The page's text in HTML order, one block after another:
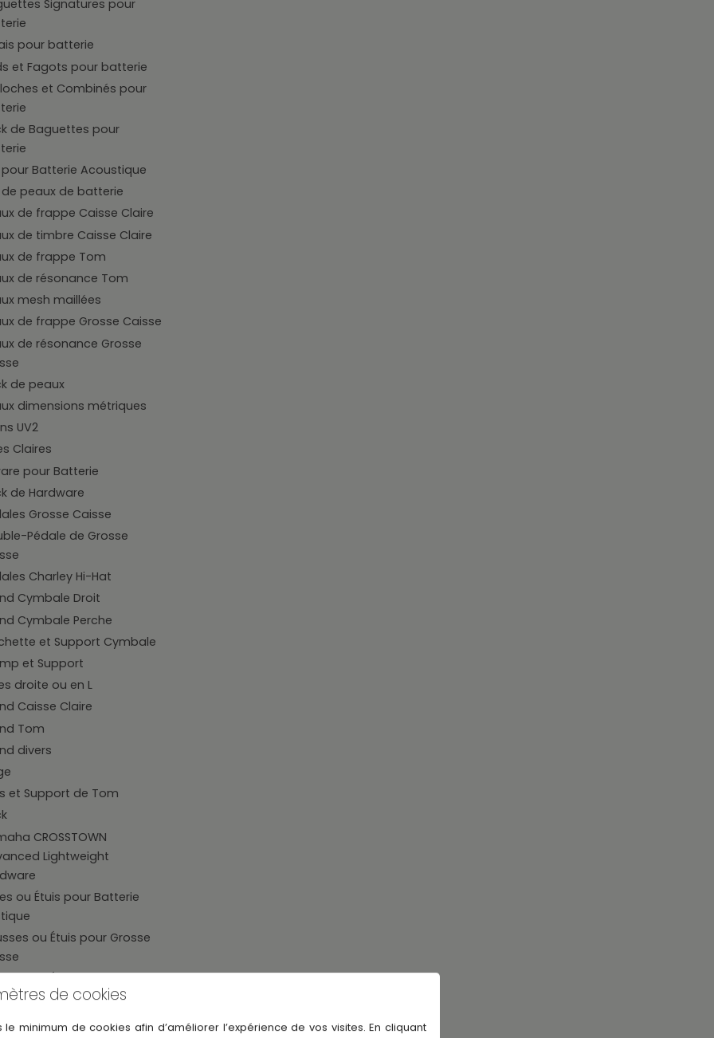
Signatures pour
pour batterie
et Fagots pour batterie
et Combinés pour
de Baguettes pour
pour Batterie Acoustique
de peaux de batterie
de frappe Caisse Claire
de timbre Caisse Claire
de frappe Tom
de résonance Tom
mesh maillées
de frappe Grosse Caisse
de résonance Grosse
de peaux
dimensions métriques
UV2
Claires
pour Batterie
de Hardware
Grosse Caisse
Pédale de Grosse
Charley Hi-Hat
Cymbale Droit
Cymbale Perche
et Support Cymbale
et Support
droite ou en L
Caisse Claire
Tom
divers
et Support de Tom
CROSSTOWN
Lightweight
ou Étuis pour Batterie
ou Étuis pour Grosse
ou Étuis pour Tom
de cookies
le minimum de cookies afin d’améliorer l’expérience de vos visites. En cliquant